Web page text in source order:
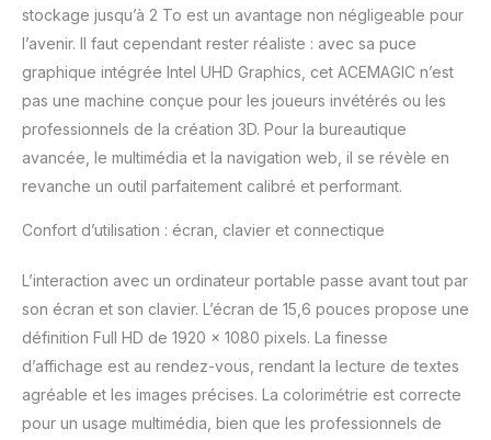
échange et un support technique à vie.
N'hésitez pas à nous contacter.
stockage jusqu’à 2 To est un avantage non négligeable pour
l’avenir. Il faut cependant rester réaliste : avec sa puce
graphique intégrée Intel UHD Graphics, cet ACEMAGIC n’est
pas une machine conçue pour les joueurs invétérés ou les
professionnels de la création 3D. Pour la bureautique
avancée, le multimédia et la navigation web, il se révèle en
revanche un outil parfaitement calibré et performant.
Confort d’utilisation : écran, clavier et connectique
L’interaction avec un ordinateur portable passe avant tout par
son écran et son clavier. L’écran de 15,6 pouces propose une
définition Full HD de 1920 x 1080 pixels. La finesse
d’affichage est au rendez-vous, rendant la lecture de textes
agréable et les images précises. La colorimétrie est correcte
pour un usage multimédia, bien que les professionnels de